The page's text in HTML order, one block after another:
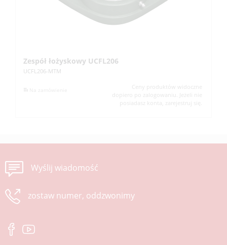
Zespół łożyskowy UCFL206
UCFL206-MTM
Ceny produktów widoczne
dopiero po zalogowaniu. Jeżeli nie
posiadasz konta, zarejestruj się.
Wyślij wiadomość
zostaw numer, oddzwonimy